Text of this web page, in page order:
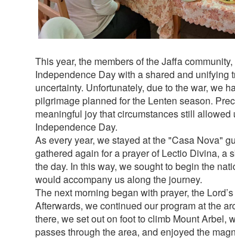
This year, the members of the Jaffa
Independence Day with a shared and unifying
uncertainty. Unfortunately, due to the war, we
pilgrimage planned for the Lenten season.
meaningful joy that circumstances still allowed
Independence Day.
As every year, we stayed at the "Casa Nova"
gathered again for a prayer of Lectio Divina, a
the day. In this way, we sought to begin the
would accompany us along the journey.
The next morning began with prayer, the
Afterwards, we continued our program at the
there, we set out on foot to climb Mount Arbel,
passes through the area, and enjoyed the